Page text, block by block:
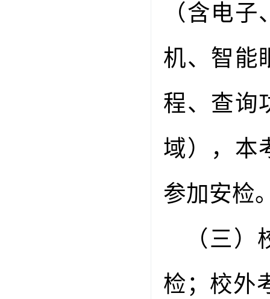
（含电
机、智能
程、查询
域），本
参加安检
（三
检；校外